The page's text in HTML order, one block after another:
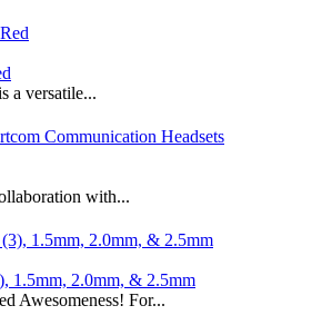
a versatile...
with...
1.5mm, 2.0mm, & 2.5mm
Awesomeness! For...